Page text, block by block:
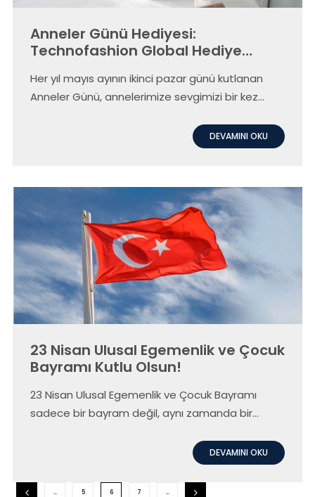
Anneler Günü Hediyesi:
Technofashion Global Hediye
Her yıl mayıs ayının ikinci pazar günü kutlanan
Anneler Günü, annelerimize sevgimizi bir kez
güzel hediyeyi arıyor ama bulamıyorsanız, hediye
rehberimiz arayışınızı kolaylaştıracak.
DEVAMINI OKU
23 Nisan Ulusal Egemenlik ve Çocuk
Bayramı Kutlu Olsun!
23 Nisan Ulusal Egemenlik ve Çocuk Bayramı
sadece bir bayram değil, aynı zamanda bir
Meclisi'nin açılışının kutlandığı hem de Atatürk'ün
çocuklara ve dünya barışına olan inancının
ifadesidir.
DEVAMINI OKU
… 5 6 7 …